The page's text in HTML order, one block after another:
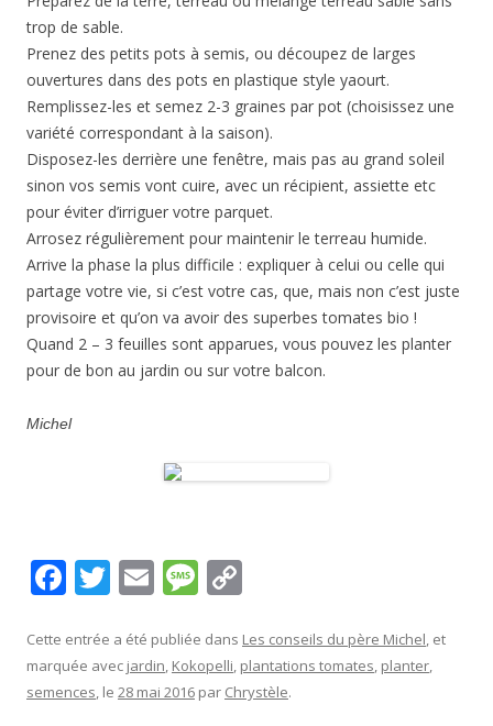
trop de sable.
Prenez des petits pots à semis, ou découpez de larges
ouvertures dans des pots en plastique style yaourt.
Remplissez-les et semez 2-3 graines par pot (choisissez une
variété correspondant à la saison).
Disposez-les derrière une fenêtre, mais pas au grand soleil
sinon vos semis vont cuire, avec un récipient, assiette etc
pour éviter d’irriguer votre parquet.
Arrosez régulièrement pour maintenir le terreau humide.
Arrive la phase la plus difficile : expliquer à celui ou celle qui
partage votre vie, si c’est votre cas, que, mais non c’est juste
provisoire et qu’on va avoir des superbes tomates bio !
Quand 2 – 3 feuilles sont apparues, vous pouvez les planter
pour de bon au jardin ou sur votre balcon.
Michel
F
e
b
T
itt
er
E
ai
l
M
ss
a
p
y
Cette entrée a été publiée dans Les conseils du père Michel, et
marquée avec jardin, Kokopelli, plantations tomates, planter,
semences, le 28 mai 2016 par Chrystèle.